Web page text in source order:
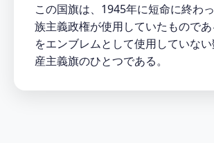
この国旗は、1945年に短命に終わ
族主義政権が使用していたもので
をエンブレムとして使用していな
産主義旗のひとつである。